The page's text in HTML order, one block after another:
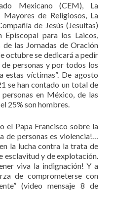
Mexicano (CEM), La
Mayores de Religiosos, La
de Jesús (Jesuitas)
para los Laicos,
las Jornadas de Oración
octubre se dedicará a pedir
personas y por todos los
víctimas”. De agosto
se han contado un total de
en México, de las
25% son hombres.
el Papa Francisco sobre la
de personas es violencia!…
la lucha contra la trata de
esclavitud y de explotación.
viva la indignación! Y a
de comprometerse con
(video mensaje 8 de